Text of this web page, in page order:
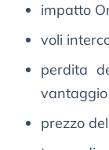
impatto
voli
perdita
prezzo